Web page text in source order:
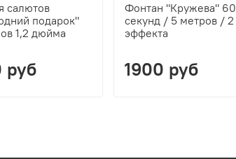
салютов
подарок"
1,2 дюйма
руб
Фонтан "Кружева" 60
секунд / 5 метров / 2
эффекта
1900 руб